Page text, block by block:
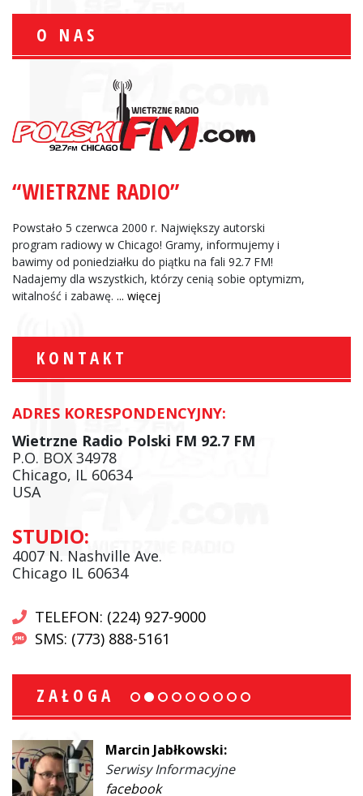
O NAS
“WIETRZNE RADIO”
Powstało 5 czerwca 2000 r. Największy autorski
program radiowy w Chicago! Gramy, informujemy i
bawimy od poniedziałku do piątku na fali 92.7 FM!
Nadajemy dla wszystkich, którzy cenią sobie optymizm,
witalność i zabawę. ... więcej
KONTAKT
ADRES KORESPONDENCYJNY:
Wietrzne Radio Polski FM 92.7 FM
P.O. BOX 34978
Chicago, IL 60634
USA
STUDIO:
4007 N. Nashville Ave.
Chicago IL 60634
TELEFON: (224) 927-9000
SMS: (773) 888-5161
ZAŁOGA
Marcin Jabłkowski:
Serwisy Informacyjne
facebook